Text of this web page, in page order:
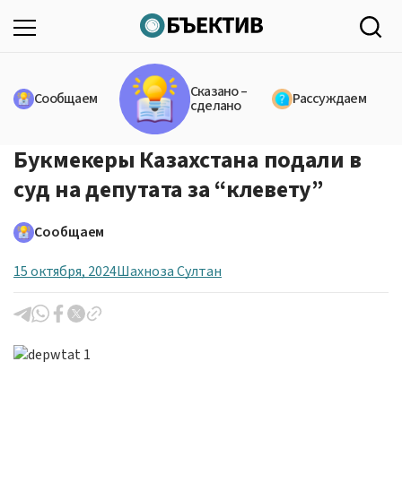
Сообщаем Сказано –
сделано Рассуждаем
Букмекеры Казахстана подали в
суд на депутата за “клевету”
Сообщаем
15 октября, 2024Шахноза Султан